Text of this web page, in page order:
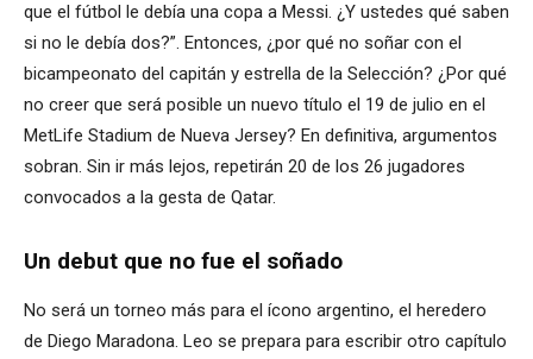
que el fútbol le debía una copa a Messi. ¿Y ustedes qué saben
si no le debía dos?”. Entonces, ¿por qué no soñar con el
bicampeonato del capitán y estrella de la Selección? ¿Por qué
no creer que será posible un nuevo título el 19 de julio en el
MetLife Stadium de Nueva Jersey? En definitiva, argumentos
sobran. Sin ir más lejos, repetirán 20 de los 26 jugadores
convocados a la gesta de Qatar.
Un debut que no fue el soñado
No será un torneo más para el ícono argentino, el heredero
de Diego Maradona. Leo se prepara para escribir otro capítulo